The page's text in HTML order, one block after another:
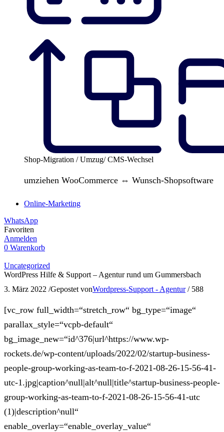
Shop-Migration / Umzug/ CMS-Wechsel
umziehen WooCommerce ⇔ Wunsch-Shopsoftware
Online-Marketing
WhatsApp
Favoriten
Anmelden
0 Warenkorb
Uncategorized
WordPress Hilfe & Support – Agentur rund um Gummersbach
3. März 2022 /Gepostet vonWordpress-Support - Agentur / 588
[vc_row full_width=“stretch_row“ bg_type=“image“
parallax_style=“vcpb-default“
bg_image_new=“id^376|url^https://www.wp-
rockets.de/wp-content/uploads/2022/02/startup-business-
people-group-working-as-team-to-f-2021-08-26-15-56-41-
utc-1.jpg|caption^null|alt^null|title^startup-business-people-
group-working-as-team-to-f-2021-08-26-15-56-41-utc
(1)|description^null“
enable_overlay=“enable_overlay_value“